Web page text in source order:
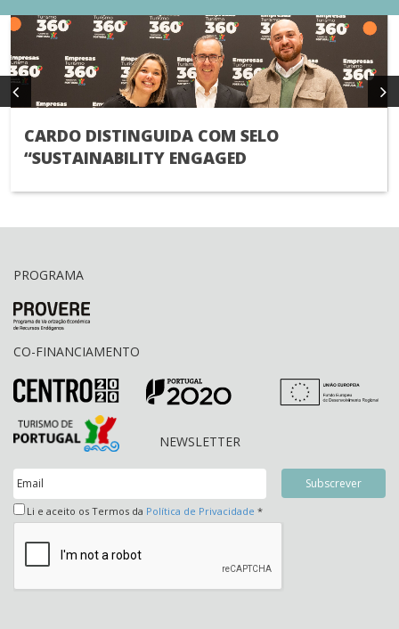
CARDO DISTINGUIDA COM SELO
“SUSTAINABILITY ENGAGED
PROGRAMA
CO-FINANCIAMENTO
NEWSLETTER
Li e aceito os Termos da Política de Privacidade *